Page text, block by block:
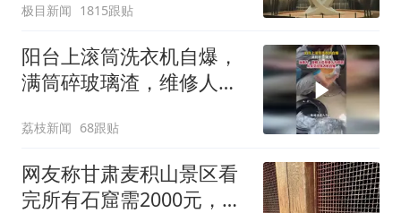
极目新闻 1815跟贴
阳台上滚筒洗衣机自爆，
满筒碎玻璃渣，维修人员
洗衣机自爆
荔枝新闻 68跟贴
网友称甘肃麦积山景区看
完所有石窟需2000元，景